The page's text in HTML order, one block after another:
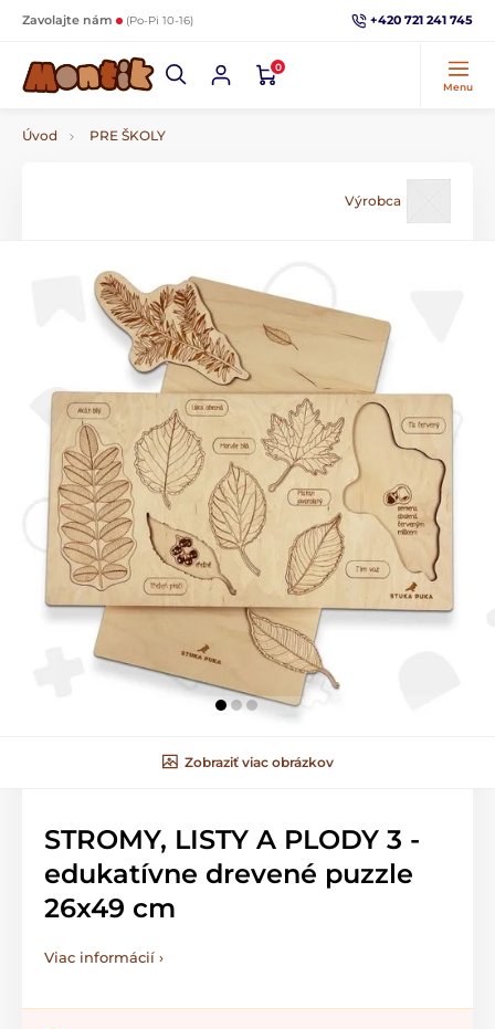
Zavolajte nám (Po-Pi 10-16) +420 721 241 745
0
Menu
Úvod PRE ŠKOLY
Výrobca
Zobraziť viac obrázkov
STROMY, LISTY A PLODY 3 -
edukatívne drevené puzzle
26x49 cm
Viac informácií ›